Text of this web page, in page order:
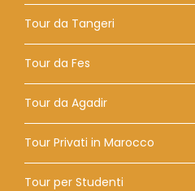
Tour da Tangeri
Tour da Fes
Tour da Agadir
Tour Privati ​​in Marocco
Tour per Studenti